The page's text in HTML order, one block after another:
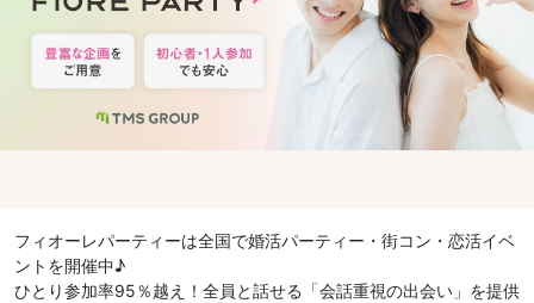
フィオーレパーティーは全国で婚活パーティー・街コン・恋活イベ
ントを開催中♪
ひとり参加率95％越え！全員と話せる「会話重視の出会い」を提供